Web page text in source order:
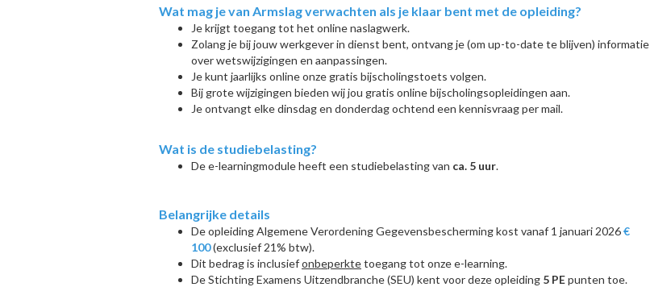
Wat mag je van Armslag verwachten als je klaar bent met de opleiding?
Je krijgt toegang tot het online naslagwerk.
Zolang je bij jouw werkgever in dienst bent, ontvang je (om up-to-date te blijven) informatie
over wetswijzigingen en aanpassingen.
Je kunt jaarlijks online onze gratis bijscholingstoets volgen.
Bij grote wijzigingen bieden wij jou gratis online bijscholingsopleidingen aan.
Je ontvangt elke dinsdag en donderdag ochtend een kennisvraag per mail.
Wat is de studiebelasting?
De e-learningmodule heeft een studiebelasting van ca. 5 uur.
Belangrijke details
De opleiding Algemene Verordening Gegevensbescherming kost vanaf 1 januari 2026€
100(exclusief 21% btw).
Dit bedrag is inclusiefonbeperktetoegang tot onze e-learning.
De Stichting Examens Uitzendbranche (SEU) kent voor deze opleiding 5 PEpunten toe.